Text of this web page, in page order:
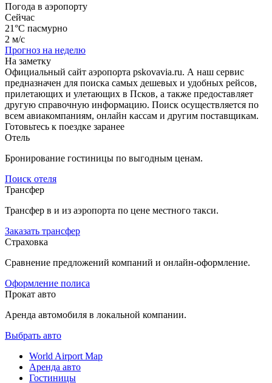
Погода в аэропорту
Сейчас
21°C пасмурно
2 м/с
Прогноз на неделю
На заметку
Официальный сайт аэропорта pskovavia.ru. А наш сервис
предназначен для поиска самых дешевых и удобных рейсов,
прилетающих и улетающих в Псков, а также предоставляет
другую справочную информацию. Поиск осуществляется по
всем авиакомпаниям, онлайн кассам и другим поставщикам.
Готовьтесь к поездке заранее
Отель
Бронирование гостиницы по выгодным ценам.
Поиск отеля
Трансфер
Трансфер в и из аэропорта по цене местного такси.
Заказать трансфер
Страховка
Сравнение предложений компаний и онлайн-оформление.
Оформление полиса
Прокат авто
Аренда автомобиля в локальной компании.
Выбрать авто
World Airport Map
Аренда авто
Гостиницы